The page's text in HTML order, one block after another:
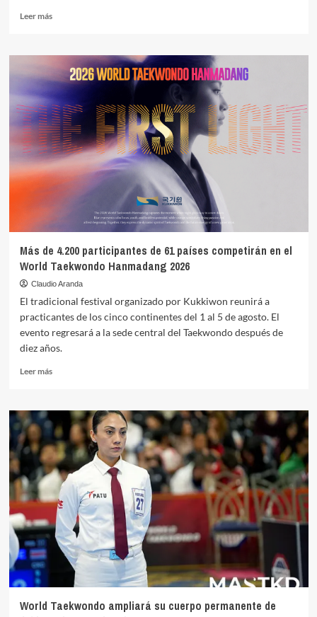
Leer másLeer
LA28
abre
al
su
convocatoria
de
voluntarios
con
una
vía
olímpico
y
paralímpico
Más de 4.200 participantes de 61 países competirán en el
World Taekwondo Hanmadang 2026
Claudio Aranda
El tradicional festival organizado por Kukkiwon reunirá a
practicantes de los cinco continentes del 1 al 5 de agosto. El
evento regresará a la sede central del Taekwondo después de
diez años.
Leer másLeer
Más
de
4.200
participantes
de
61
países
competirán
en
el
World
Taekwondo
Hanmadang
World Taekwondo ampliará su cuerpo permanente de